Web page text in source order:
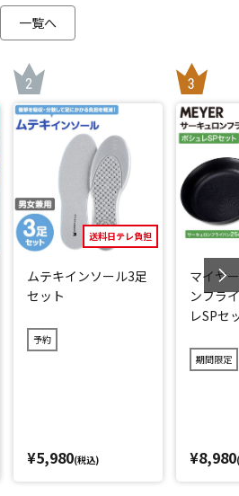
す。
にすることにより安定感と同時に
けるのに、着用中は気になる体型
ることができます。
骨盤ショーツ エアー プレミアム」
動時間がとれない方にもオススメ
き心地」も追求
け根部分)の「はき心地」にこだわ
ストレッチフィットレース」を使
り、歩く時の鼠径部の当たりを柔
当たる生地には、伸縮性に優れた
を使用。丸まりにくく、おなかへ
。通気性もよく、1枚ばきができる
にしました。
一覧へ
送料日テレ負担
ムテキインソール3足
セット
予約
¥5,980(税込)
マイヤ
ンフラ
レSPセ
期間限定
¥8,980